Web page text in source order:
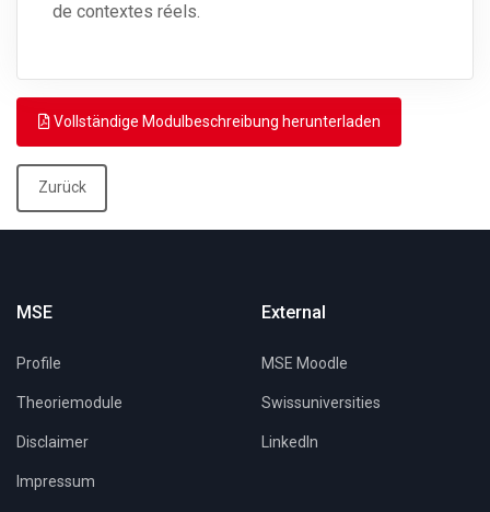
de contextes réels.
Vollständige Modulbeschreibung herunterladen
Zurück
MSE
Profile
Theoriemodule
Disclaimer
Impressum
External
MSE Moodle
Swissuniversities
LinkedIn